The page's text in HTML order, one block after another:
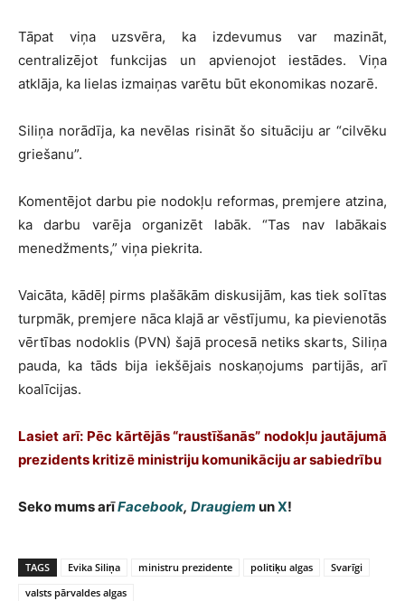
Tāpat viņa uzsvēra, ka izdevumus var mazināt,
centralizējot funkcijas un apvienojot iestādes. Viņa
atklāja, ka lielas izmaiņas varētu būt ekonomikas nozarē.
Siliņa norādīja, ka nevēlas risināt šo situāciju ar “cilvēku
griešanu”.
Komentējot darbu pie nodokļu reformas, premjere atzina,
ka darbu varēja organizēt labāk. “Tas nav labākais
menedžments,” viņa piekrita.
Vaicāta, kādēļ pirms plašākām diskusijām, kas tiek solītas
turpmāk, premjere nāca klajā ar vēstījumu, ka pievienotās
vērtības nodoklis (PVN) šajā procesā netiks skarts, Siliņa
pauda, ka tāds bija iekšējais noskaņojums partijās, arī
koalīcijas.
Lasiet arī: Pēc kārtējās “raustīšanās” nodokļu jautājumā
prezidents kritizē ministriju komunikāciju ar sabiedrību
Seko mums arīFacebook, Draugiem unX!
TAGS Evika Siliņa ministru prezidente politiķu algas
Svarīgi
valsts pārvaldes algas